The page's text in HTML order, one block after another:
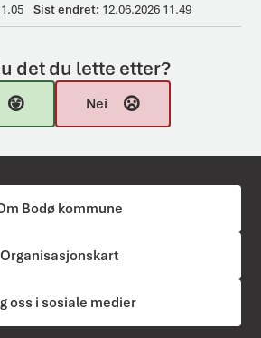
Sist endret 12.06.2026 11.49
det du lette etter?
Nei
Bodø kommune
Organisasjonskart
oss i sosiale medier